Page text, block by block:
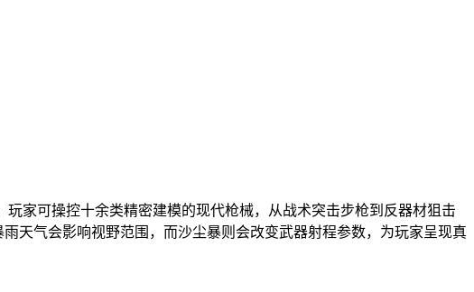
家可操控十余类精密建模的现代枪械，从战术突击步枪到反器材狙击
天气会影响视野范围，而沙尘暴则会改变武器射程参数，为玩家呈现真